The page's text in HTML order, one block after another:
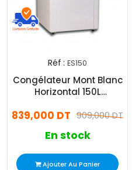
Réf : ES150
Congélateur Mont Blanc
Horizontal 150L
909,000 DT
839,000 DT
En stock
Ajouter Au Panier